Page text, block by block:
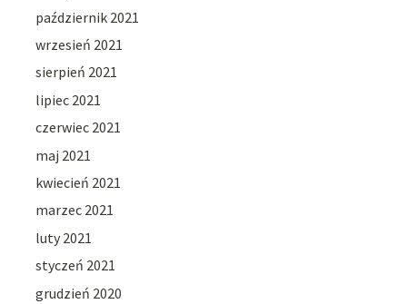
październik 2021
wrzesień 2021
sierpień 2021
lipiec 2021
czerwiec 2021
maj 2021
kwiecień 2021
marzec 2021
luty 2021
styczeń 2021
grudzień 2020